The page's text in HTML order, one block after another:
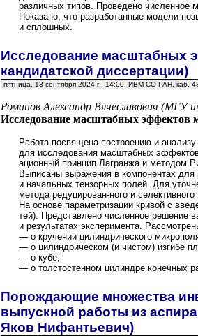
различных типов. Проведено численное
Показано, что разработанные модели
и сплошных.
Исследование масштабных
кандидатской диссертации)
пятница, 13 сентября 2024 г., 14:00, ИВМ СО РАН, каб.
Романов Александр Вячеславович (МГУ
Исследование масштабных эффектов
Работа посвящена построению и
для исследования масштабных
ационный принцип Лагранжа и методом
Выписаны выражения в компонентах для
и начальных тензорных полей. Для
метода редуцирован-ного и
На основе параметризации кривой с
тей). Представлено численное решение
и результатах эксперимента.
— о кручении цилиндрического
— о цилиндрическом (и чистом) изгибе
— о кубе;
— о толстостенном цилиндре конечных
Порождающие множества
выпускной работы из
Яков Нифантьевич)